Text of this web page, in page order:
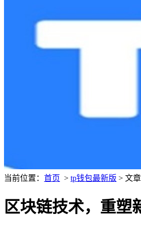
当前位置： 首页 > tp钱包最新版 > 文
区块链技术，重塑